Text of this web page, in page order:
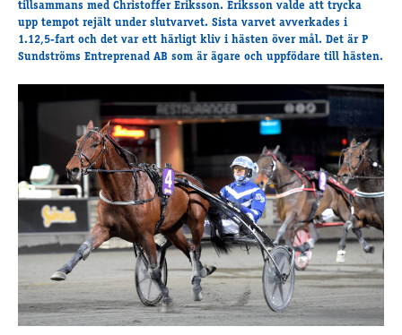
Supertorsdag för företag
Supertorsdag
Ponnytravtävlingar
Om travskolan
Samarbetspartners
Licenskurser
Kursutbud och Aktiviteter
Ungdoms­stipendium
Ledningsgrupp
Kontakt
tillsammans med Christoffer Eriksson. Eriksson valde att trycka
upp tempot rejält under slutvarvet. Sista varvet avverkades i
1.12,5-fart och det var ett härligt kliv i hästen över mål. Det är P
Sundströms Entreprenad AB som är ägare och uppfödare till hästen.